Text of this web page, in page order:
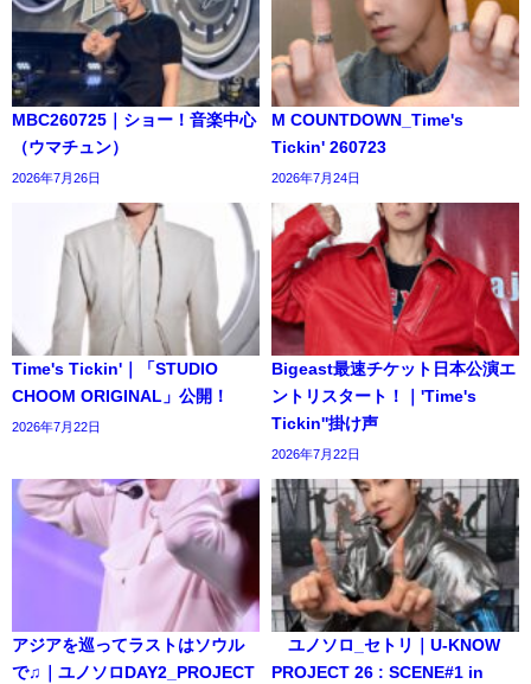
MBC260725｜ショー！音楽中心
（ウマチュン）
2026年7月26日
M COUNTDOWN_Time's
Tickin' 260723
2026年7月24日
Time's Tickin'｜「STUDIO
CHOOM ORIGINAL」公開！
2026年7月22日
Bigeast最速チケット日本公演エ
ントリスタート！｜'Time's
Tickin''掛け声
2026年7月22日
アジアを巡ってラストはソウル
で♫｜ユノソロDAY2_PROJECT
ユノソロ_セトリ｜U-KNOW
PROJECT 26 : SCENE#1 in